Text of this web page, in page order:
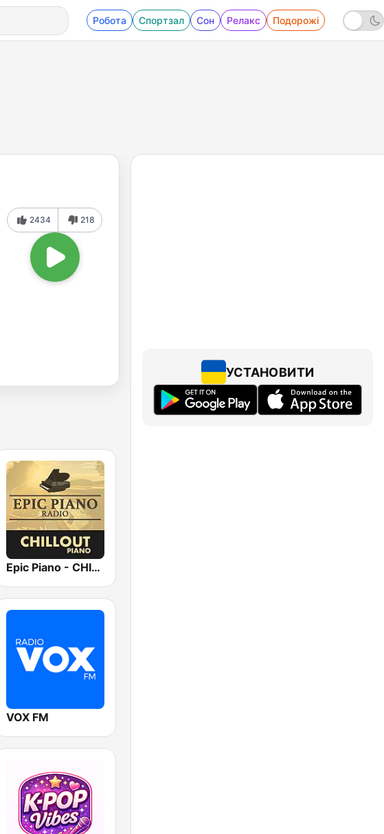
Робота Спортзал Сон Релакс Подорожі
2434 218
Epic Piano - CHILLOUT PIANO
VOX FM
УСТАНОВИТИ